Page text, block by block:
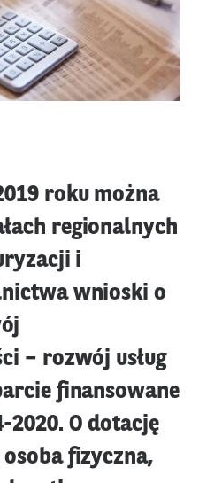
roku można
regionalnych
i
wnioski o
– rozwój usług
finansowane
2020. O dotację
osoba fizyczna,